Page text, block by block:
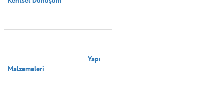
Malzemeleri